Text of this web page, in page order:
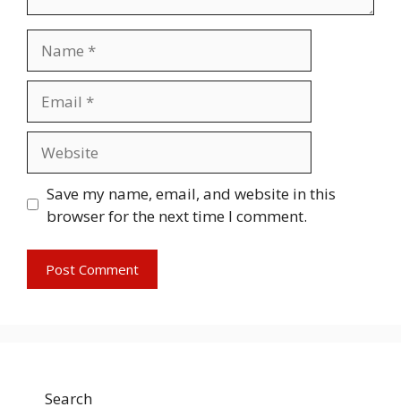
Save my name, email, and website in this
browser for the next time I comment.
Search